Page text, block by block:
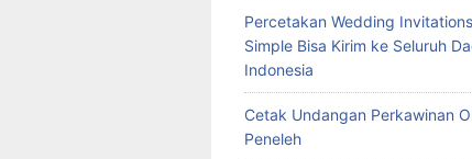
Percetakan Wedding
Simple Bisa Kirim ke Seluruh
Indonesia
Cetak Undangan Perkawinan
Peneleh